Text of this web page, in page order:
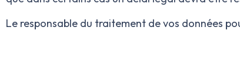
Le responsable du traitement de vos données